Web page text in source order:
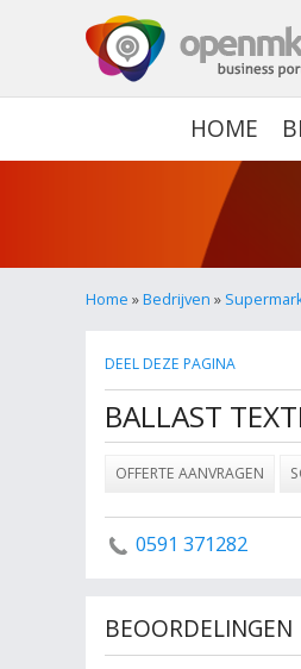
HOME
Home »Bedrijven »
DEEL DEZE PAGINA
BALLAST
OFFERTE AANVRAGEN
0591 371282
BEOORDELINGEN